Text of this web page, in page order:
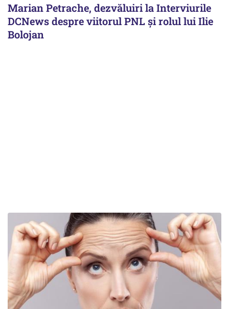
Marian Petrache, dezvăluiri la Interviurile
DCNews despre viitorul PNL și rolul lui Ilie
Bolojan